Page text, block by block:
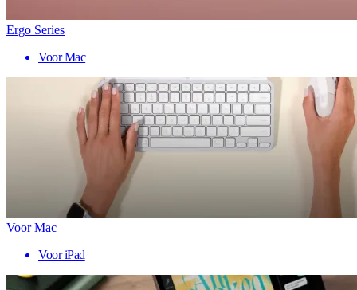
Ergo Series
Voor Mac
Voor Mac
Voor iPad